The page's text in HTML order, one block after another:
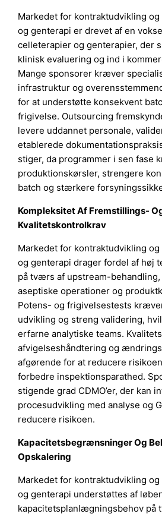
Markedet for kontraktudvikling
og genterapi er drevet af en
celleterapier og genterapier, der
klinisk evaluering og ind i
Mange sponsorer kræver
infrastruktur og
for at understøtte konsekvent
frigivelse. Outsourcing
levere uddannet personale,
etablerede
stiger, da programmer i sen fase
produktionskørsler, strengere
batch og stærkere
Kompleksitet Af Fremstillings-
Kvalitetskontrolkrav
Markedet for kontraktudvikling
og genterapi drager fordel af høj
på tværs af upstream-
aseptiske operationer og
Potens- og frigivelsestests
udvikling og streng validering,
erfarne analytiske teams.
afvigelseshåndtering og
afgørende for at reducere
forbedre inspektionsparathed.
stigende grad CDMO’er, der kan
procesudvikling med analyse og
reducere risikoen.
Kapacitetsbegrænsninger Og
Opskalering
Markedet for kontraktudvikling
og genterapi understøttes af
kapacitetsplanlægningsbehov på